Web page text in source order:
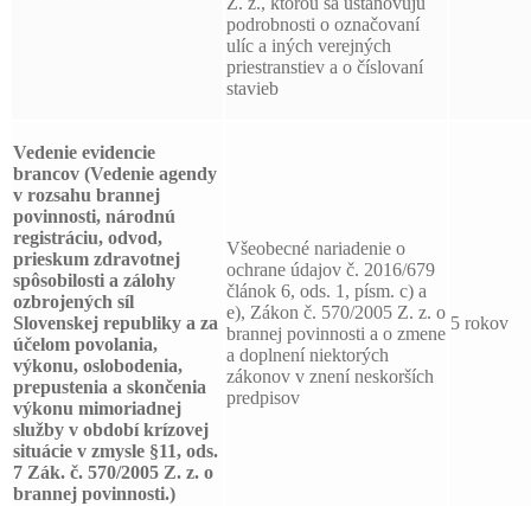
podrobnosti o označovaní
ulíc a iných verejných
priestranstiev a o číslovaní
stavieb
Vedenie evidencie
brancov (Vedenie agendy
v rozsahu brannej
povinnosti, národnú
registráciu, odvod,
prieskum zdravotnej
spôsobilosti a zálohy
ozbrojených síl
Slovenskej republiky a za
účelom povolania,
výkonu, oslobodenia,
prepustenia a skončenia
výkonu mimoriadnej
služby v období krízovej
situácie v zmysle §11, ods.
7 Zák. č. 570/2005 Z. z. o
brannej povinnosti.)
Všeobecné nariadenie o
ochrane údajov č. 2016/679
článok 6, ods. 1, písm. c) a
e), Zákon č. 570/2005 Z. z. o
brannej povinnosti a o zmene
a doplnení niektorých
zákonov v znení neskorších
predpisov
5 rokov